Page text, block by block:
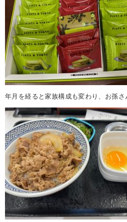
年月を経ると家族構成も変わり、お孫さ